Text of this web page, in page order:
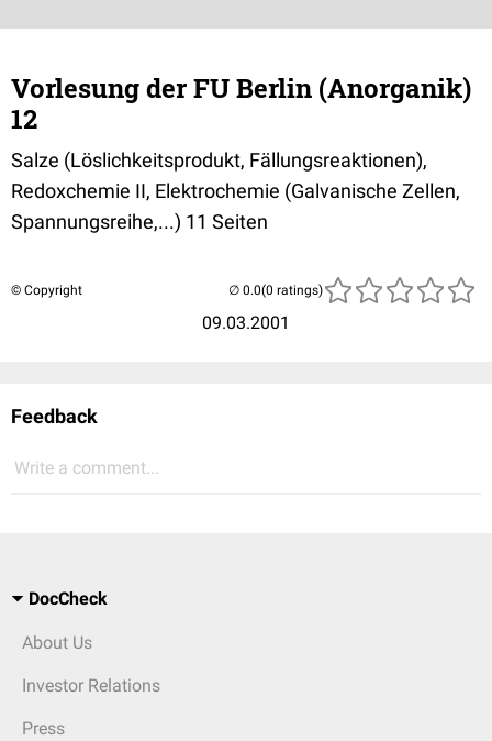
Vorlesung der FU Berlin (Anorganik)
12
Salze (Löslichkeitsprodukt, Fällungsreaktionen),
Redoxchemie II, Elektrochemie (Galvanische Zellen,
Spannungsreihe,...) 11 Seiten
© Copyright
09.03.2001
(0 ratings)
Feedback
Write a comment...
DocCheck
About Us
Investor Relations
Press